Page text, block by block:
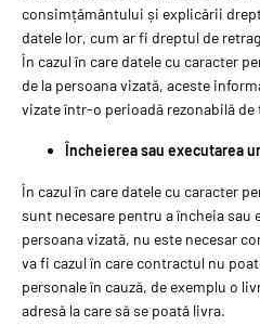
consimțământului și explicării
datele lor, cum ar fi dreptul de
În cazul în care datele cu caracter
de la persoana vizată, aceste
vizate într-o perioadă rezonabilă
Încheierea sau executarea
În cazul în care datele cu caracter
sunt necesare pentru a încheia sau
persoana vizată, nu este necesar
va fi cazul în care contractul nu
personale în cauză, de exemplu o
adresă la care să se poată livra.